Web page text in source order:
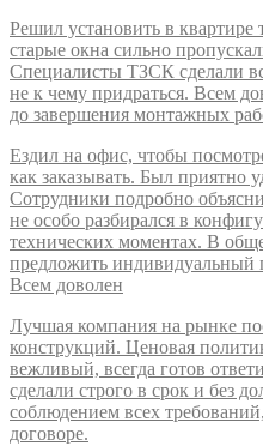
Решил установить в
старые окна сильно
Специалисты ТЗСК сделали
не к чему придраться. Всем
до завершения монтажных
Ездил на офис, чтобы
как заказывать. Был приятно
Сотрудники подробно
не особо разбирался в
технических моментах. В
предложить индивидуальный
Всем доволен
Лучшая компания на рынке
конструкций. Ценовая
вежливый, всегда готов
сделали строго в срок и без
соблюдением всех
договоре.